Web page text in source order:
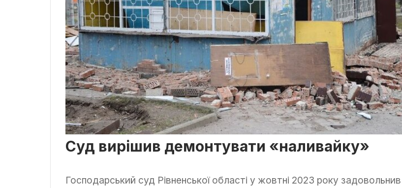
Суд вирішив демонтувати «наливайку»
Господарський суд Рівненської області у жовтні 2023 року задовольнив